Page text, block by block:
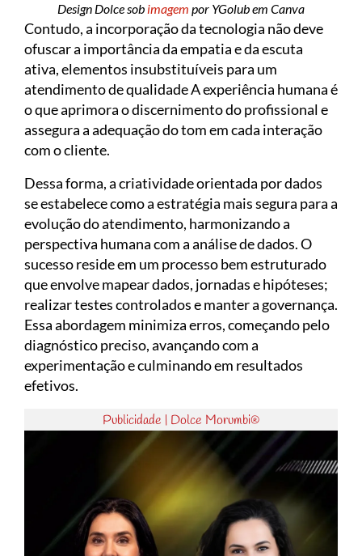
Design Dolce sob imagem por YGolub em Canva
Contudo, a incorporação da tecnologia não deve
ofuscar a importância da empatia e da escuta
ativa, elementos insubstituíveis para um
atendimento de qualidade A experiência humana é
o que aprimora o discernimento do profissional e
assegura a adequação do tom em cada interação
com o cliente.
Dessa forma, a criatividade orientada por dados
se estabelece como a estratégia mais segura para a
evolução do atendimento, harmonizando a
perspectiva humana com a análise de dados. O
sucesso reside em um processo bem estruturado
que envolve mapear dados, jornadas e hipóteses;
realizar testes controlados e manter a governança.
Essa abordagem minimiza erros, começando pelo
diagnóstico preciso, avançando com a
experimentação e culminando em resultados
efetivos.
Publicidade | Dolce Morumbi®